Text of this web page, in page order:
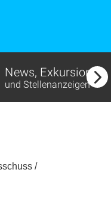
News, Exkursionen
und Stellenanzeigen
/